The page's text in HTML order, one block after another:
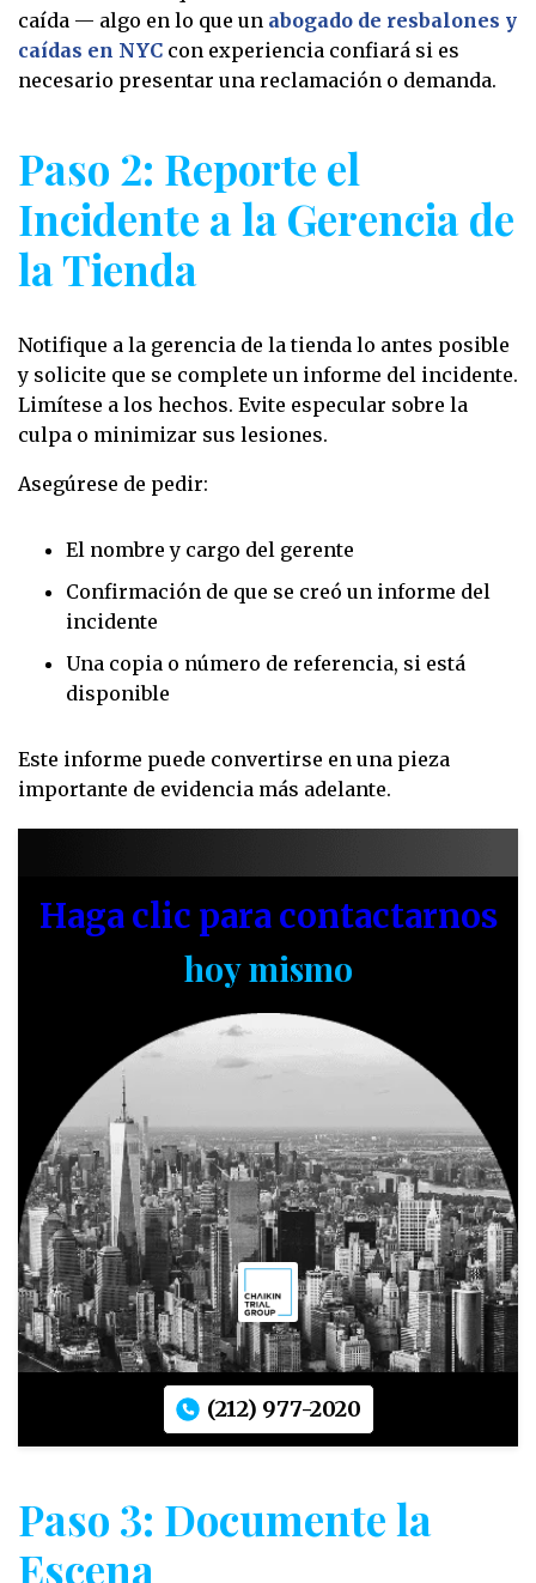
caída — algo en lo que un abogado de resbalones y
caídas en NYC con experiencia confiará si es
necesario presentar una reclamación o demanda.
Paso 2: Reporte el
Incidente a la Gerencia de
la Tienda
Notifique a la gerencia de la tienda lo antes posible
y solicite que se complete un informe del incidente.
Limítese a los hechos. Evite especular sobre la
culpa o minimizar sus lesiones.
Asegúrese de pedir:
El nombre y cargo del gerente
Confirmación de que se creó un informe del
incidente
Una copia o número de referencia, si está
disponible
Este informe puede convertirse en una pieza
importante de evidencia más adelante.
Haga clic para contactarnos
hoy mismo
(212) 977-2020
Paso 3: Documente la
Escena